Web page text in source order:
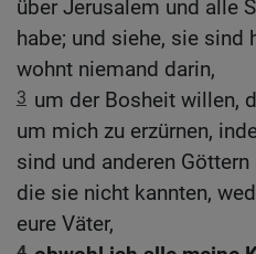
über Jerusalem und alle
habe; und siehe, sie sind
wohnt niemand darin,
3 um der Bosheit willen,
um mich zu erzürnen,
sind und anderen
die sie nicht kannten,
eure Väter,